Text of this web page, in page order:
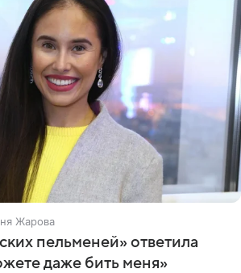
Жарова
пельменей» ответила
даже бить меня»